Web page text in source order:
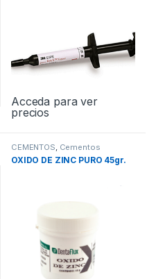
Acceda para ver
precios
CEMENTOS, Cementos
Definitivos
OXIDO DE ZINC PURO 45gr.